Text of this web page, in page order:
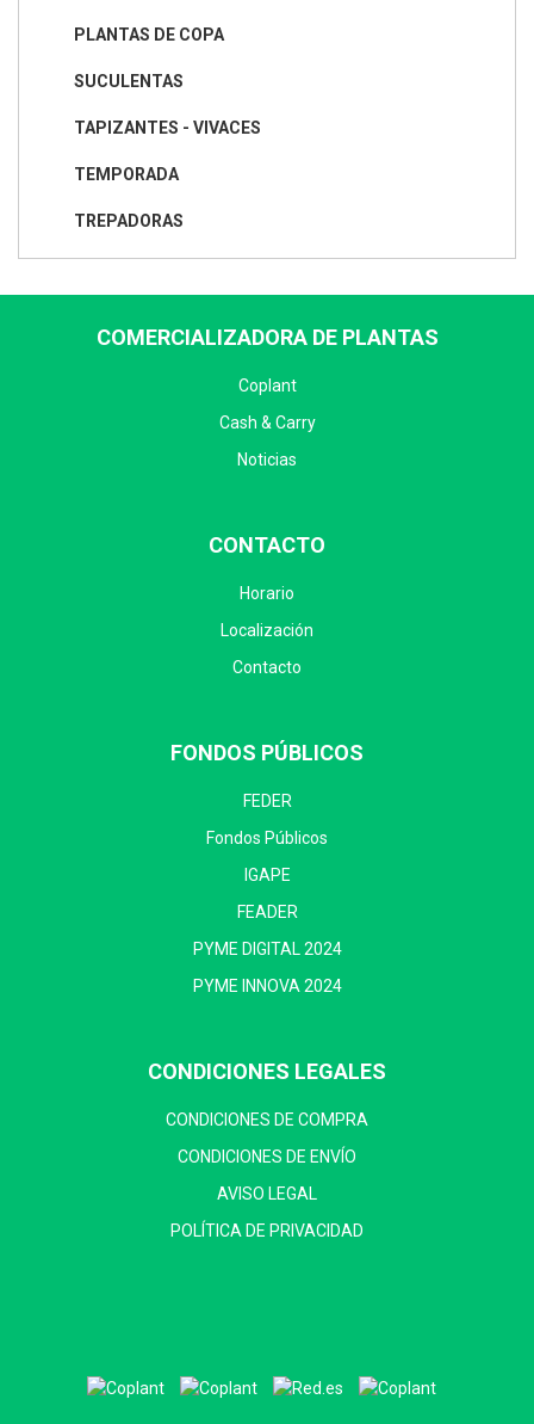
PLANTAS DE COPA
SUCULENTAS
TAPIZANTES - VIVACES
TEMPORADA
TREPADORAS
COMERCIALIZADORA DE PLANTAS
Coplant
Cash & Carry
Noticias
CONTACTO
Horario
Localización
Contacto
FONDOS PÚBLICOS
FEDER
Fondos Públicos
IGAPE
FEADER
PYME DIGITAL 2024
PYME INNOVA 2024
CONDICIONES LEGALES
CONDICIONES DE COMPRA
CONDICIONES DE ENVÍO
AVISO LEGAL
POLÍTICA DE PRIVACIDAD